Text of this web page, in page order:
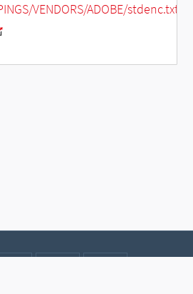
VENDORS/ADOBE/stdenc.txt